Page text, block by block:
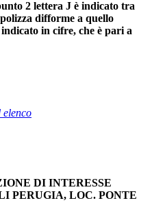
2 lettera J è indicato tra
difforme a quello
in cifre, che è pari a
elenco
DI INTERESSE
PERUGIA, LOC. PONTE